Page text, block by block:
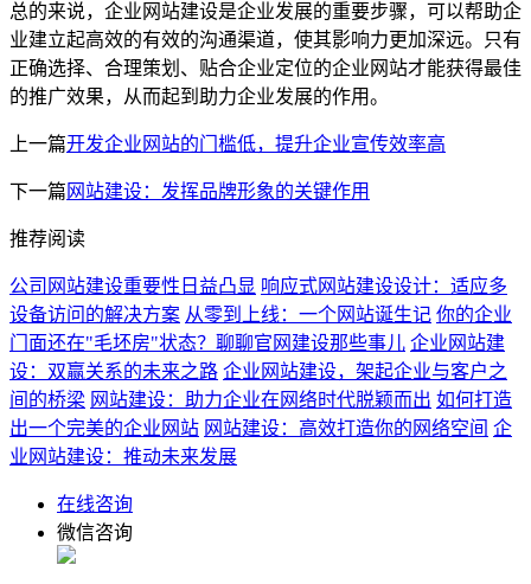
总的来说，企业网站建设是企业发展的重要步骤，可以帮助企
业建立起高效的有效的沟通渠道，使其影响力更加深远。只有
正确选择、合理策划、贴合企业定位的企业网站才能获得最佳
的推广效果，从而起到助力企业发展的作用。
上一篇开发企业网站的门槛低，提升企业宣传效率高
下一篇 网站建设：发挥品牌形象的关键作用
推荐阅读
公司网站建设重要性日益凸显 响应式网站建设设计：适应多
设备访问的解决方案 从零到上线：一个网站诞生记 你的企业
门面还在"毛坯房"状态？聊聊官网建设那些事儿 企业网站建
设：双赢关系的未来之路 企业网站建设，架起企业与客户之
间的桥梁 网站建设：助力企业在网络时代脱颖而出 如何打造
出一个完美的企业网站 网站建设：高效打造你的网络空间 企
业网站建设：推动未来发展
在线咨询
微信咨询